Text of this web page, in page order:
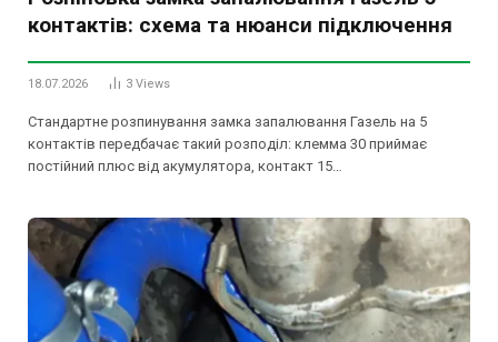
контактів: схема та нюанси підключення
18.07.2026 3 Views
Стандартне розпинування замка запалювання Газель на 5
контактів передбачає такий розподіл: клемма 30 приймає
постійний плюс від акумулятора, контакт 15…